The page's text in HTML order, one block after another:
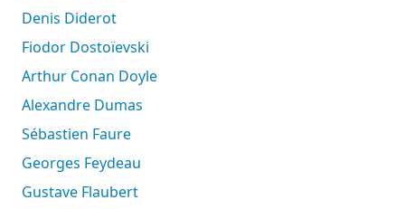
Denis Diderot
Fiodor Dostoïevski
Arthur Conan Doyle
Alexandre Dumas
Sébastien Faure
Georges Feydeau
Gustave Flaubert